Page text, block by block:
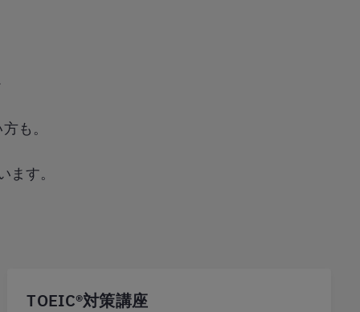
も。
す。
TOEIC®対策講座